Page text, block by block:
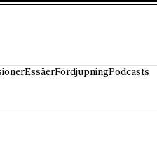
EssäerFördjupningPodcasts